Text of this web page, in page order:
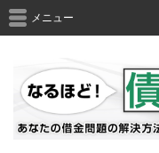
メニュー